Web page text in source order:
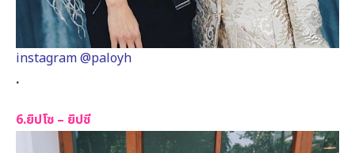
instagram @paloyh
.
6.ยิปโซ – ยิปซี